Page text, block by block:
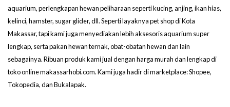
aquarium, perlengkapan hewan peliharaan seperti kucing, anjing, ikan hias,
kelinci, hamster, sugar glider, dll. Seperti layaknya pet shop di Kota
Makassar, tapi kami juga menyediakan lebih aksesoris aquarium super
lengkap, serta pakan hewan ternak, obat-obatan hewan dan lain
sebagainya. Ribuan produk kami jual dengan harga murah dan lengkap di
toko online makassarhobi.com. Kami juga hadir di marketplace: Shopee,
Tokopedia, dan Bukalapak.